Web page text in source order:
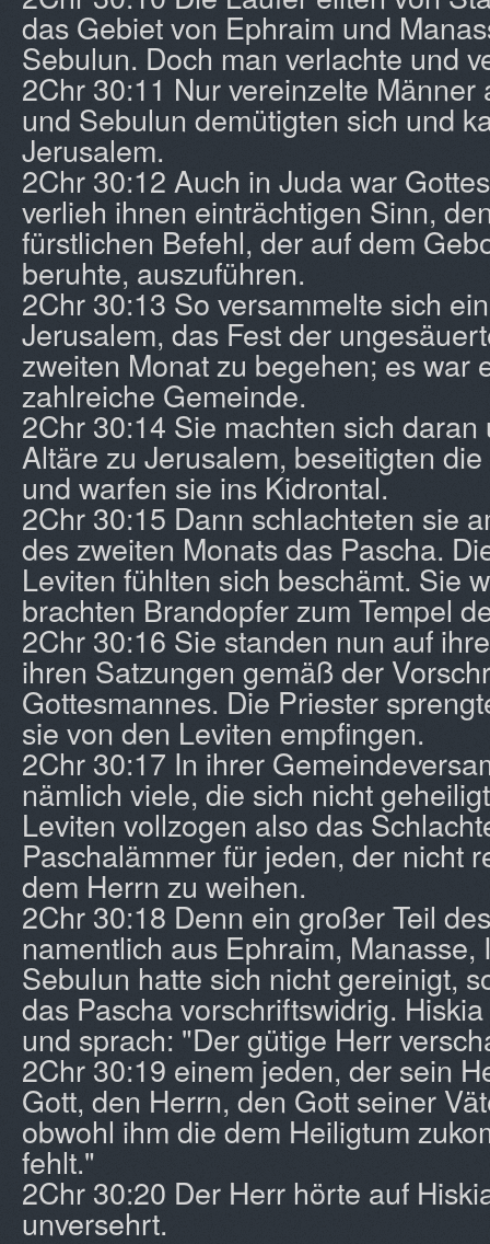
das Gebiet von Ephraim und
Sebulun. Doch man verlachte und
2Chr 30:11 Nur vereinzelte Männer
und Sebulun demütigten sich und
Jerusalem.
2Chr 30:12 Auch in Juda war
verlieh ihnen einträchtigen Sinn,
fürstlichen Befehl, der auf dem
beruhte, auszuführen.
2Chr 30:13 So versammelte sich
Jerusalem, das Fest der
zweiten Monat zu begehen; es war
zahlreiche Gemeinde.
2Chr 30:14 Sie machten sich
Altäre zu Jerusalem, beseitigten
und warfen sie ins Kidrontal.
2Chr 30:15 Dann schlachteten sie
des zweiten Monats das Pascha.
Leviten fühlten sich beschämt. Sie
brachten Brandopfer zum Tempel
2Chr 30:16 Sie standen nun auf
ihren Satzungen gemäß der
Gottesmannes. Die Priester
sie von den Leviten empfingen.
2Chr 30:17 In ihrer
nämlich viele, die sich nicht
Leviten vollzogen also das
Paschalämmer für jeden, der nicht
dem Herrn zu weihen.
2Chr 30:18 Denn ein großer Teil
namentlich aus Ephraim, Manasse,
Sebulun hatte sich nicht gereinigt,
das Pascha vorschriftswidrig.
und sprach: "Der gütige Herr
2Chr 30:19 einem jeden, der sein
Gott, den Herrn, den Gott seiner
obwohl ihm die dem Heiligtum
fehlt."
2Chr 30:20 Der Herr hörte auf
unversehrt.